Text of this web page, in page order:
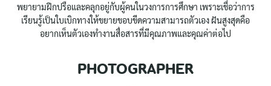
พยายามฝึกปรือและคลุกอยู่กับผู้คนในวงการการศึกษา เพราะเชื่อว่าการ
เรียนรู้เป็นใบเบิกทางให้ขยายขอบขีดความสามารถตัวเอง ฝันสูงสุดคือ
อยากเห็นตัวเองทำงานสื่อสารที่มีคุณภาพและคุณค่าต่อไป
PHOTOGRAPHER